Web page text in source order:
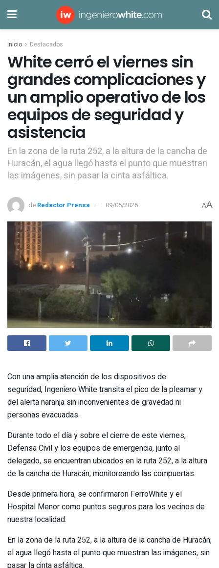
Inicio Destacados
White cerró el viernes sin
grandes complicaciones y
un amplio operativo de los
equipos de seguridad y
asistencia
En la zona de la ruta 252, a la altura de la cancha de
Huracán, el agua llegó hasta el punto que muestran
las imágenes, sin pasar la cinta asfáltica.
de Redactor Prensa 09/05/2026 AA
Con una amplia atención de los dispositivos de
seguridad, Ingeniero White transita el pico de la pleamar y
del alerta naranja sin inconvenientes de gravedad ni
personas evacuadas.
Durante todo el día y sobre el cierre de este viernes,
Defensa Civil y los equipos de emergencia, junto al
delegado, se encuentran ubicados en la ruta 252, a la altura
de la cancha de Huracán, monitoreando las compuertas.
Desde primera hora, se confirmaron FerroWhite y el
Hospital Menor como puntos seguros para los vecinos de
nuestra localidad.
En la zona de la ruta 252, a la altura de la cancha de Huracán,
el agua llegó hasta el punto que muestran las imágenes, sin
pasar la cinta asfáltica.